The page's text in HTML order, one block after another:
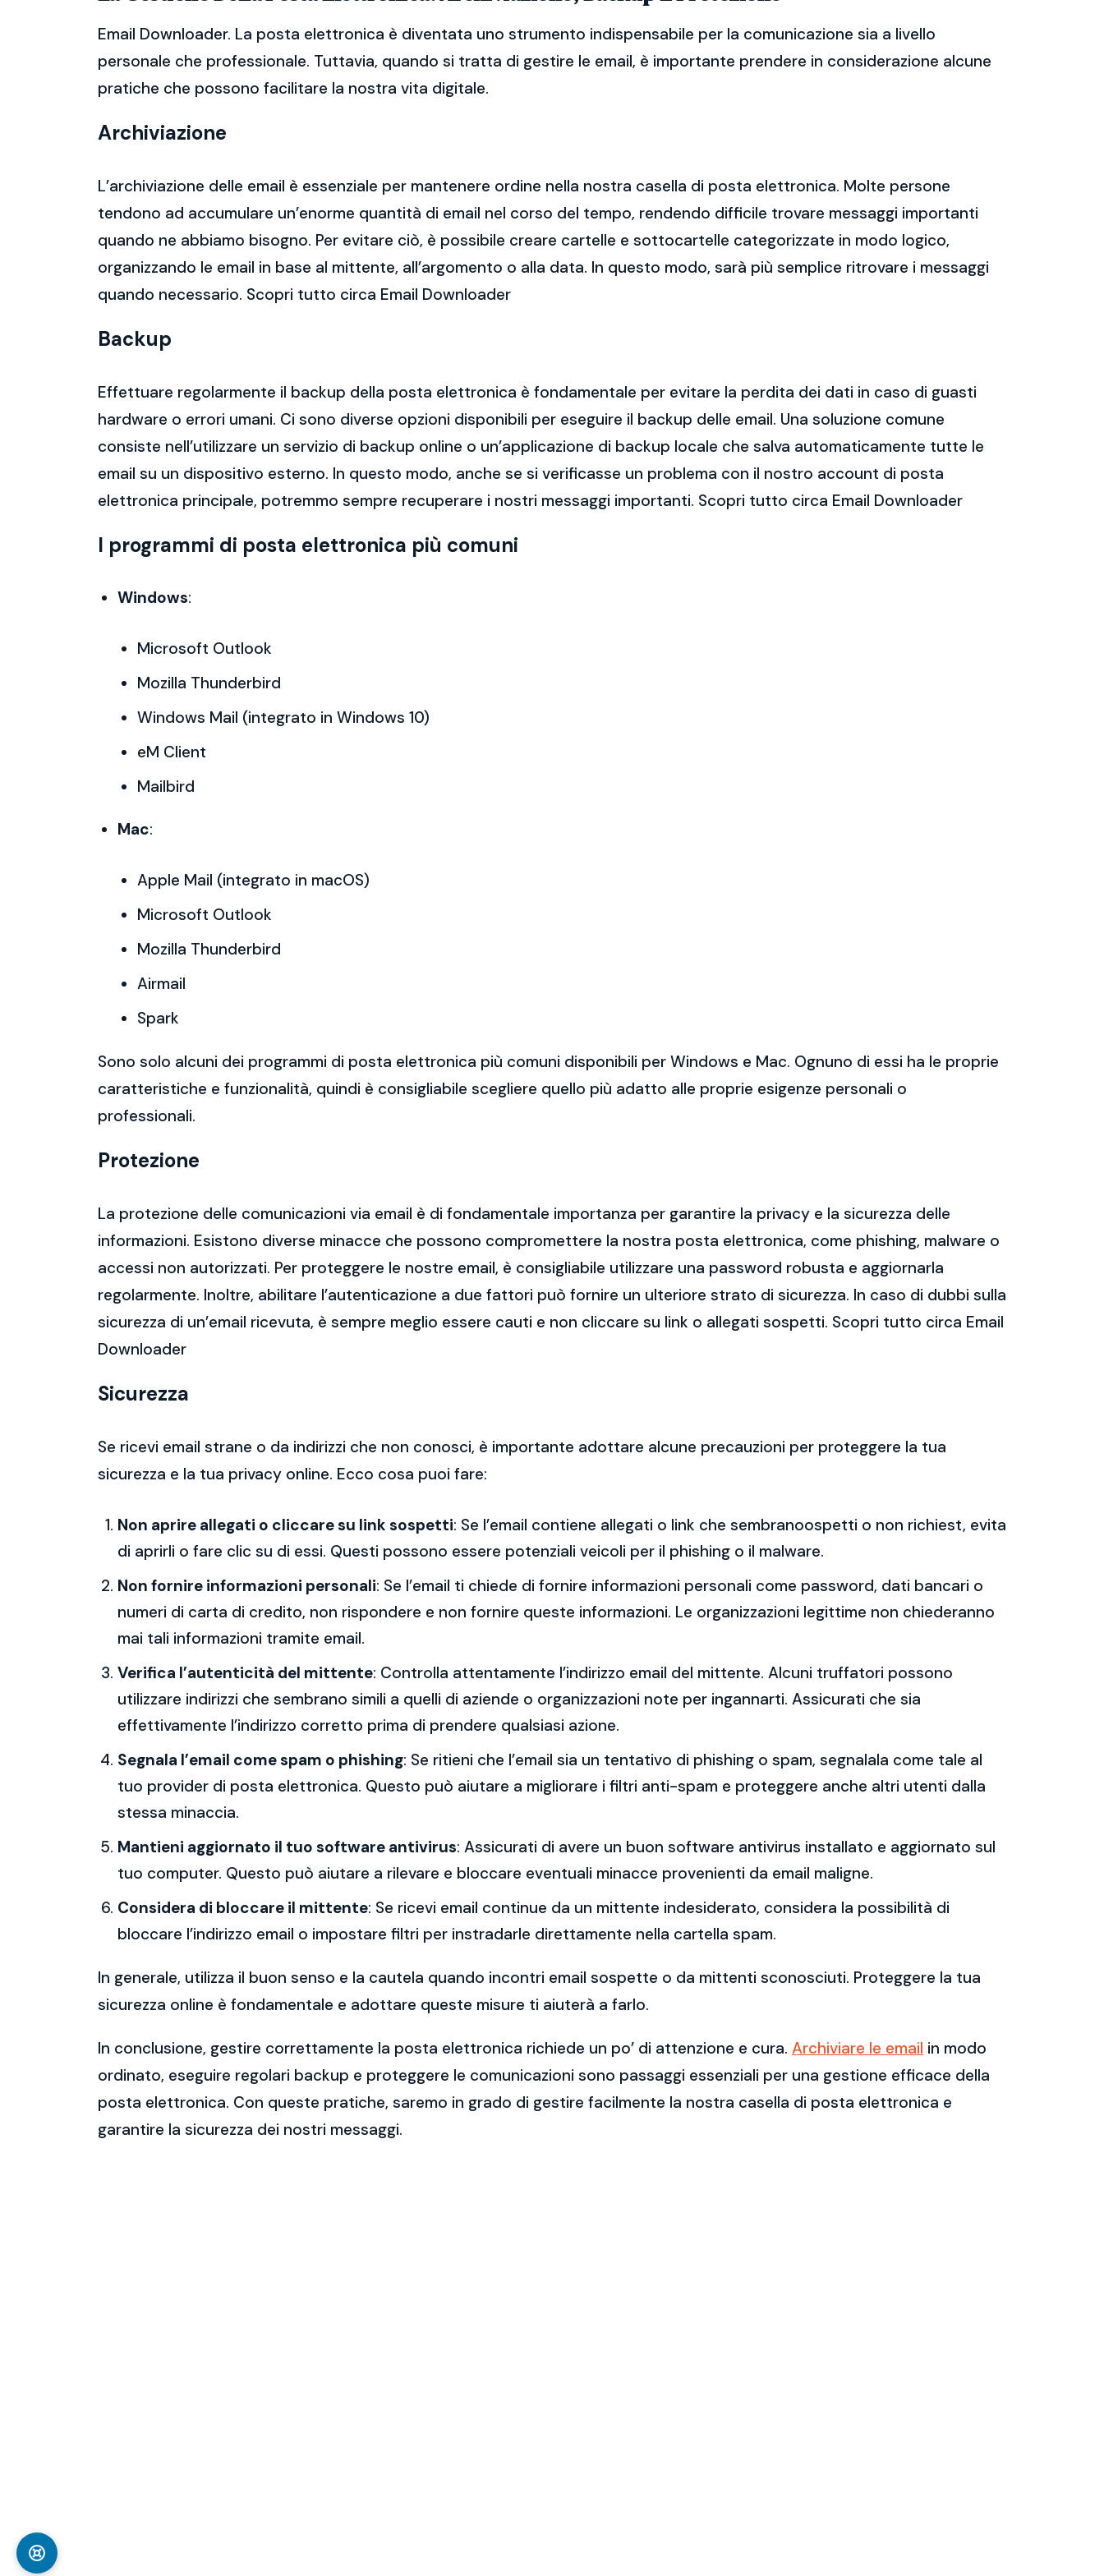
Email Downloader. La posta elettronica è diventata uno strumento indispensabile per la comunicazione sia a livello
personale che professionale. Tuttavia, quando si tratta di gestire le email, è importante prendere in considerazione alcune
pratiche che possono facilitare la nostra vita digitale.
Archiviazione
L’archiviazione delle email è essenziale per mantenere ordine nella nostra casella di posta elettronica. Molte persone
tendono ad accumulare un’enorme quantità di email nel corso del tempo, rendendo difficile trovare messaggi importanti
quando ne abbiamo bisogno. Per evitare ciò, è possibile creare cartelle e sottocartelle categorizzate in modo logico,
organizzando le email in base al mittente, all’argomento o alla data. In questo modo, sarà più semplice ritrovare i messaggi
quando necessario. Scopri tutto circa Email Downloader
Backup
Effettuare regolarmente il backup della posta elettronica è fondamentale per evitare la perdita dei dati in caso di guasti
hardware o errori umani. Ci sono diverse opzioni disponibili per eseguire il backup delle email. Una soluzione comune
consiste nell’utilizzare un servizio di backup online o un’applicazione di backup locale che salva automaticamente tutte le
email su un dispositivo esterno. In questo modo, anche se si verificasse un problema con il nostro account di posta
elettronica principale, potremmo sempre recuperare i nostri messaggi importanti. Scopri tutto circa Email Downloader
I programmi di posta elettronica più comuni
Windows:
Microsoft Outlook
Mozilla Thunderbird
Windows Mail (integrato in Windows 10)
eM Client
Mailbird
Mac:
Apple Mail (integrato in macOS)
Microsoft Outlook
Mozilla Thunderbird
Airmail
Spark
Sono solo alcuni dei programmi di posta elettronica più comuni disponibili per Windows e Mac. Ognuno di essi ha le proprie
caratteristiche e funzionalità, quindi è consigliabile scegliere quello più adatto alle proprie esigenze personali o
professionali.
Protezione
La protezione delle comunicazioni via email è di fondamentale importanza per garantire la privacy e la sicurezza delle
informazioni. Esistono diverse minacce che possono compromettere la nostra posta elettronica, come phishing, malware o
accessi non autorizzati. Per proteggere le nostre email, è consigliabile utilizzare una password robusta e aggiornarla
regolarmente. Inoltre, abilitare l’autenticazione a due fattori può fornire un ulteriore strato di sicurezza. In caso di dubbi sulla
sicurezza di un’email ricevuta, è sempre meglio essere cauti e non cliccare su link o allegati sospetti. Scopri tutto circa Email
Downloader
Sicurezza
Se ricevi email strane o da indirizzi che non conosci, è importante adottare alcune precauzioni per proteggere la tua
sicurezza e la tua privacy online. Ecco cosa puoi fare:
Non aprire allegati o cliccare su link sospetti: Se l’email contiene allegati o link che sembranoospetti o non richiest, evita
di aprirli o fare clic su di essi. Questi possono essere potenziali veicoli per il phishing o il malware.
Non fornire informazioni personali: Se l’email ti chiede di fornire informazioni personali come password, dati bancari o
numeri di carta di credito, non rispondere e non fornire queste informazioni. Le organizzazioni legittime non chiederanno
mai tali informazioni tramite email.
Verifica l’autenticità del mittente: Controlla attentamente l’indirizzo email del mittente. Alcuni truffatori possono
utilizzare indirizzi che sembrano simili a quelli di aziende o organizzazioni note per ingannarti. Assicurati che sia
effettivamente l’indirizzo corretto prima di prendere qualsiasi azione.
Segnala l’email come spam o phishing: Se ritieni che l’email sia un tentativo di phishing o spam, segnalala come tale al
tuo provider di posta elettronica. Questo può aiutare a migliorare i filtri anti-spam e proteggere anche altri utenti dalla
stessa minaccia.
Mantieni aggiornato il tuo software antivirus: Assicurati di avere un buon software antivirus installato e aggiornato sul
tuo computer. Questo può aiutare a rilevare e bloccare eventuali minacce provenienti da email maligne.
Considera di bloccare il mittente: Se ricevi email continue da un mittente indesiderato, considera la possibilità di
bloccare l’indirizzo email o impostare filtri per instradarle direttamente nella cartella spam.
In generale, utilizza il buon senso e la cautela quando incontri email sospette o da mittenti sconosciuti. Proteggere la tua
sicurezza online è fondamentale e adottare queste misure ti aiuterà a farlo.
In conclusione, gestire correttamente la posta elettronica richiede un po’ di attenzione e cura. Archiviare le email in modo
ordinato, eseguire regolari backup e proteggere le comunicazioni sono passaggi essenziali per una gestione efficace della
posta elettronica. Con queste pratiche, saremo in grado di gestire facilmente la nostra casella di posta elettronica e
garantire la sicurezza dei nostri messaggi.